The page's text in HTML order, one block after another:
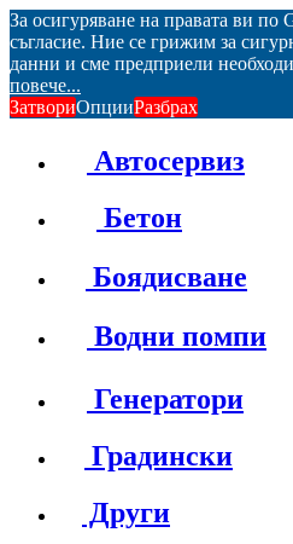
За осигуряване на правата ви
съгласие. Ние се грижим за
данни и сме предприели
повече...
ЗатвориОпцииРазбрах
Автосервиз
Бетон
Боядисване
Водни помпи
Генератори
Градински
Други